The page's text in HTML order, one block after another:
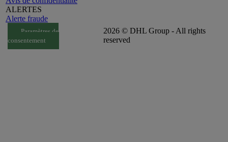
ALERTES
Alerte fraude
Paramètres de
consentement
2026 © DHL Group - All rights
reserved